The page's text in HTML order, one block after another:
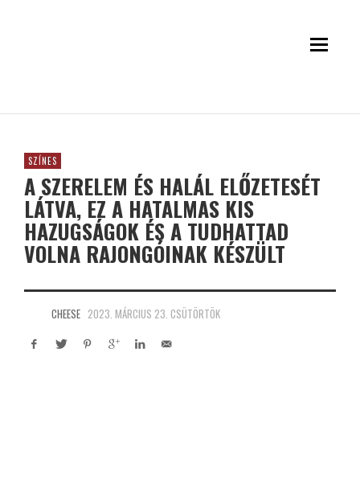
SZÍNES
A SZERELEM ÉS HALÁL ELŐZETESÉT
LÁTVA, EZ A HATALMAS KIS
HAZUGSÁGOK ÉS A TUDHATTAD
VOLNA RAJONGÓINAK KÉSZÜLT
CHEESE 2023. MÁRCIUS 23. CSÜTÖRTÖK